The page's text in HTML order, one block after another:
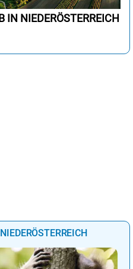
IN NIEDERÖSTERREICH